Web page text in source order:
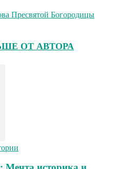
Пресвятой Богородицы
ОТ АВТОРА